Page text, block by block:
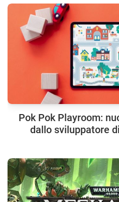
Pok Pok Playroom:
dallo sviluppatore